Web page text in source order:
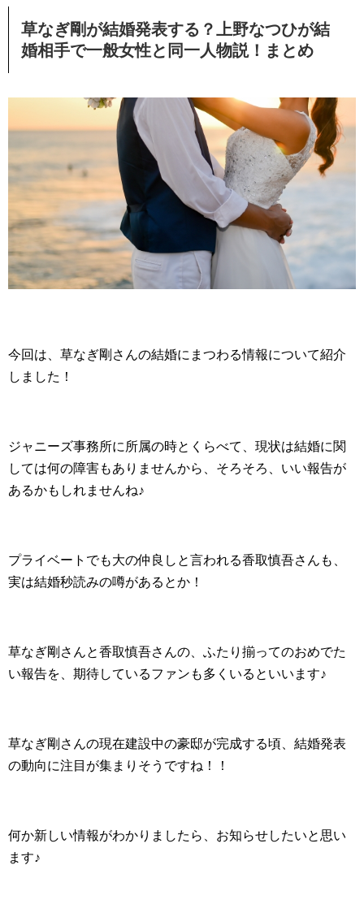
草なぎ剛が結婚発表する？上野なつひが結
婚相手で一般女性と同一人物説！まとめ
今回は、草なぎ剛さんの結婚にまつわる情報について紹介
しました！
ジャニーズ事務所に所属の時とくらべて、現状は結婚に関
しては何の障害もありませんから、そろそろ、いい報告が
あるかもしれませんね♪
プライベートでも大の仲良しと言われる香取慎吾さんも、
実は結婚秒読みの噂があるとか！
草なぎ剛さんと香取慎吾さんの、ふたり揃ってのおめでた
い報告を、期待しているファンも多くいるといいます♪
草なぎ剛さんの現在建設中の豪邸が完成する頃、結婚発表
の動向に注目が集まりそうですね！！
何か新しい情報がわかりましたら、お知らせしたいと思い
ます♪